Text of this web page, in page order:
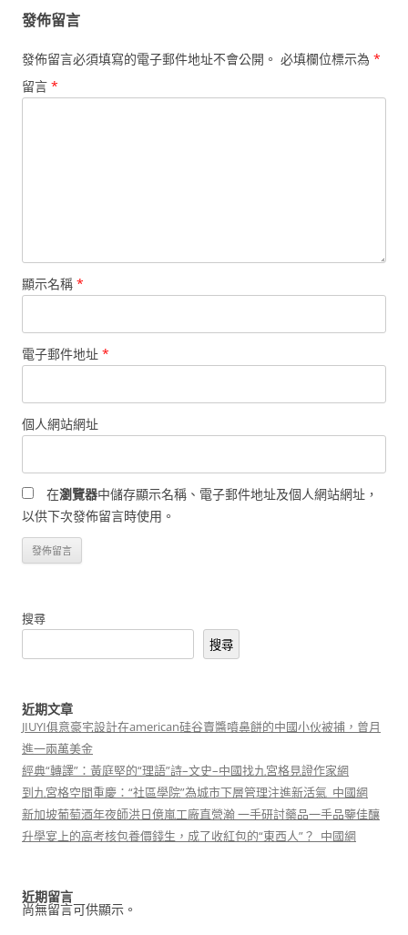
發佈留言
發佈留言必須填寫的電子郵件地址不會公開。 必填欄位標示為 *
留言 *
顯示名稱 *
電子郵件地址 *
個人網站網址
在瀏覽器中儲存顯示名稱、電子郵件地址及個人網站網址，
以供下次發佈留言時使用。
搜尋
搜尋
近期文章
JIUYI俱意豪宅設計在american硅谷賣醬噴鼻餅的中國小伙被捕，曾月
進一兩萬美金
經典“轉譯”：黃庭堅的“理語”詩–文史–中國找九宮格見證作家網
到九宮格空間重慶：“社區學院”為城市下層管理注進新活氣_中國網
新加坡葡萄酒年夜師洪日億嵐工廠直營瀚 一手研討藥品一手品鑒佳釀
升學宴上的高考核包養價錢生，成了收紅包的“東西人”？_中國網
近期留言
尚無留言可供顯示。